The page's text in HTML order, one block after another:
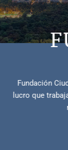
Fundación
lucro que